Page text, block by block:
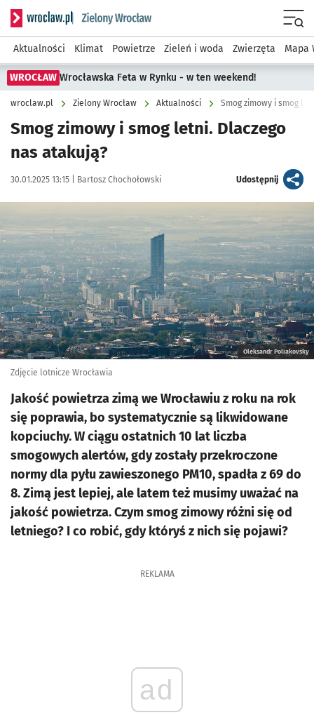
Serwis informacyjny wroclaw.pl podserwis: Środowisko we
Aktualności Klimat Powietrze Zieleń i woda Zwierzęta Mapa
WROCŁAW Wrocławska Feta w Rynku - w ten weekend!
wroclaw.pl Zielony Wrocław Aktualności Smog zimowy i smog
Smog zimowy i smog letni. Dlaczego
nas atakują?
Data publikacji:
30.01.2025 13:15 | Autor:
Bartosz Chochołowski Udostępnijartykuł
Oleksandr Poliakovsky
Zdjęcie lotnicze Wrocławia
Jakość powietrza zimą we Wrocławiu z roku na rok
się poprawia, bo systematycznie są likwidowane
kopciuchy. W ciągu ostatnich 10 lat liczba
smogowych alertów, gdy zostały przekroczone
normy dla pyłu zawieszonego PM10, spadła z 69 do
8. Zimą jest lepiej, ale latem też musimy uważać na
jakość powietrza. Czym smog zimowy różni się od
letniego? I co robić, gdy któryś z nich się pojawi?
REKLAMA
ad